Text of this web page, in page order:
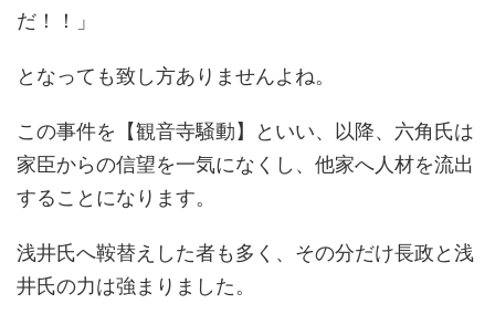
だ！！」
となっても致し方ありませんよね。
この事件を【観音寺騒動】といい、以降、六角氏は
家臣からの信望を一気になくし、他家へ人材を流出
することになります。
浅井氏へ鞍替えした者も多く、その分だけ長政と浅
井氏の力は強まりました。